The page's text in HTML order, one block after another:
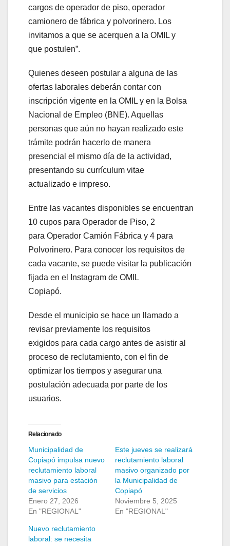
cargos de operador de piso, operador
camionero de fábrica y polvorinero. Los
invitamos a que se acerquen a la OMIL y
que postulen”.
Quienes deseen postular a alguna de las
ofertas laborales deberán contar con
inscripción vigente en la OMIL y en la Bolsa
Nacional de Empleo (BNE). Aquellas
personas que aún no hayan realizado este
trámite podrán hacerlo de manera
presencial el mismo día de la actividad,
presentando su currículum vitae
actualizado e impreso.
Entre las vacantes disponibles se encuentran
10 cupos para Operador de Piso, 2
para Operador Camión Fábrica y 4 para
Polvorinero. Para conocer los requisitos de
cada vacante, se puede visitar la publicación
fijada en el Instagram de OMIL
Copiapó.
Desde el municipio se hace un llamado a
revisar previamente los requisitos
exigidos para cada cargo antes de asistir al
proceso de reclutamiento, con el fin de
optimizar los tiempos y asegurar una
postulación adecuada por parte de los
usuarios.
Relacionado
Municipalidad de
Copiapó impulsa nuevo
reclutamiento laboral
masivo para estación
de servicios
Enero 27, 2026
En "REGIONAL"
Este jueves se realizará
reclutamiento laboral
masivo organizado por
la Municipalidad de
Copiapó
Noviembre 5, 2025
En "REGIONAL"
Nuevo reclutamiento
laboral: se necesita